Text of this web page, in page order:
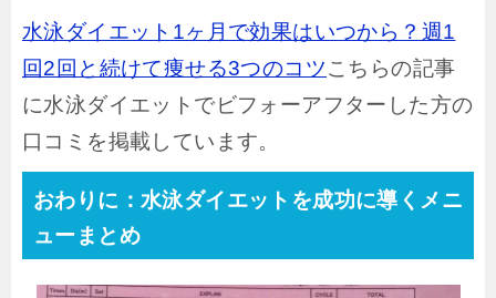
水泳ダイエット1ヶ月で効果はいつから？週1
回2回と続けて痩せる3つのコツこちらの記事
に水泳ダイエットでビフォーアフターした方の
口コミを掲載しています。
おわりに：水泳ダイエットを成功に導くメニ
ューまとめ